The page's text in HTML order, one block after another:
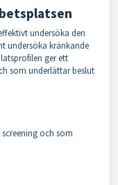
undersöka den
undersöka kränkande
ger ett
som underlättar beslut
och som